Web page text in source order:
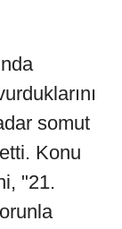
somut
Konu
"21.